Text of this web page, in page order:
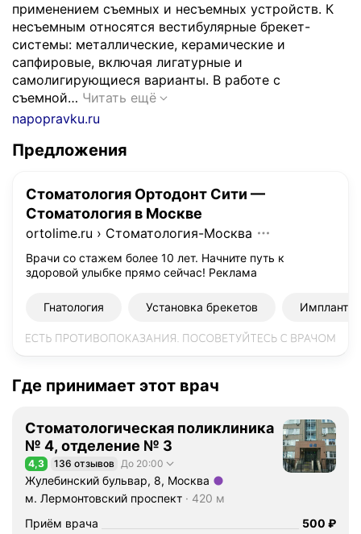
применением съемных и несъемных устройств. К
несъемным относятся вестибулярные брекет-
системы: металлические, керамические и
сапфировые, включая лигатурные и
самолигирующиеся варианты. В работе с
съемной… Читать ещё
з
а
н
и
м
е
с
о
о
д
о
н
т
napopravku.ru
Предложения
Стоматология Ортодонт Сити —
Стоматология в Москве
ortolime.ru › Стоматология-Москва
Врачи со стажем более 10 лет. Начните путь к
здоровой улыбке прямо сейчас! Реклама
Гнатология Установка брекетов
Где принимает этот врач
Стоматологическая поликлиника
№ 4, отделение № 3
Рейтинг 4,3 из 5
4,3 136 отзывов До 20:00
Жулебинский бульвар, 8, Москва
Метро м. Лермонтовский проспект Расстояние 420 м
м. Лермонтовский проспект
420 м
Приём врача
Цена
500 ₽